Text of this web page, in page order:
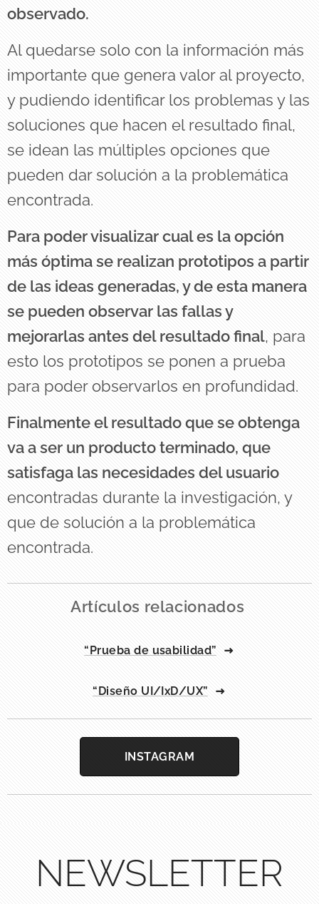
observado.
Al quedarse solo con la información más
importante que genera valor al proyecto,
y pudiendo identificar los problemas y las
soluciones que hacen el resultado final,
se idean las múltiples opciones que
pueden dar solución a la problemática
encontrada.
Para poder visualizar cual es la opción
más óptima se realizan prototipos a partir
de las ideas generadas, y de esta manera
se pueden observar las fallas y
mejorarlas antes del resultado final, para
esto los prototipos se ponen a prueba
para poder observarlos en profundidad.
Finalmente el resultado que se obtenga
va a ser un producto terminado, que
satisfaga las necesidades del usuario
encontradas durante la investigación, y
que de solución a la problemática
encontrada.
Artículos relacionados
“Prueba de usabilidad”
“Diseño UI/IxD/UX”
INSTAGRAM
NEWSLETTER